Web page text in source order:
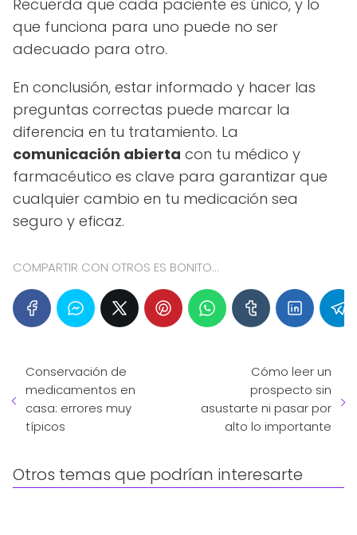
Recuerda que cada paciente es único, y lo
que funciona para uno puede no ser
adecuado para otro.
En conclusión, estar informado y hacer las
preguntas correctas puede marcar la
diferencia en tu tratamiento. La
comunicación abierta con tu médico y
farmacéutico es clave para garantizar que
cualquier cambio en tu medicación sea
seguro y eficaz.
COMPARTIR CON OTROS ES BONITO...
Conservación de
medicamentos en
casa: errores muy
típicos
Cómo leer un
prospecto sin
asustarte ni pasar por
alto lo importante
Otros temas que podrían interesarte